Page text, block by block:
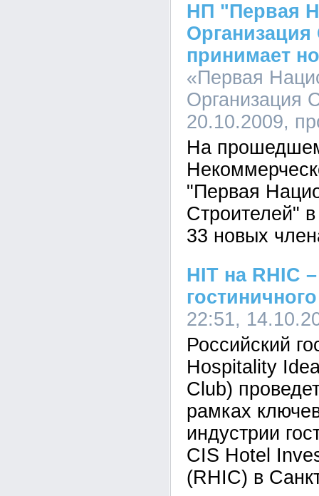
НП "Первая
принимает
«Первая
Организация
20.10.2009,
На
"Первая
Строителей"
33 новых
HIT на RHIC
22:51,
Российский
Hospitality
Club)
рамках
индустрии
CIS Hotel
(RHIC) в